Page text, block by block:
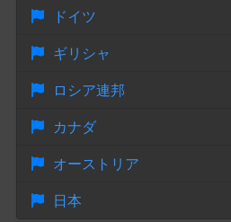
ドイツ
ギリシャ
ロシア連邦
カナダ
オーストリア
日本